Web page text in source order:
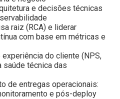
e decisões técnicas
raiz (RCA) e liderar
com base em métricas e
do cliente (NPS,
saúde técnica das
de entregas operacionais:
e pós-deploy